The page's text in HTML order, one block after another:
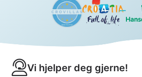
Vi hjelper deg gjerne!